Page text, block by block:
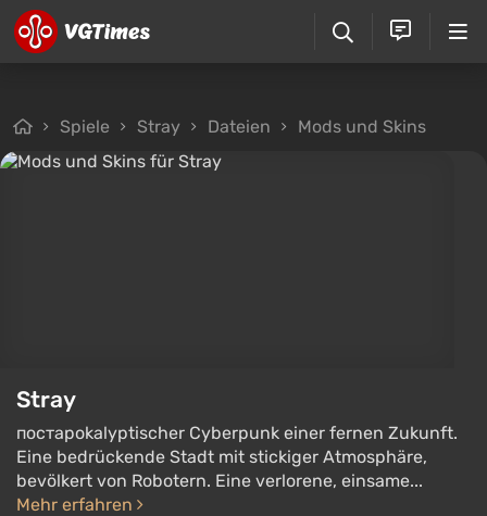
Spiele Stray Dateien Mods und Skins
Stray
постapokalyptischer Cyberpunk einer fernen Zukunft.
Eine bedrückende Stadt mit stickiger Atmosphäre,
bevölkert von Robotern. Eine verlorene, einsame...
Mehr erfahren